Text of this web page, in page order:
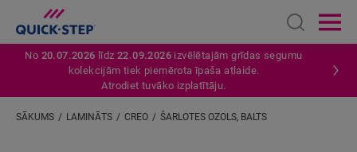
Open
No 20.07.2026 līdz22.09.2026 izvēlētajām grīdas segumu
kolekcijām tiek piemērota īpaša atlaide.
Atrodiet tuvāko izplatītāju.
SĀKUMS LAMINĀTS CREO ŠARLOTES OZOLS, BALTS